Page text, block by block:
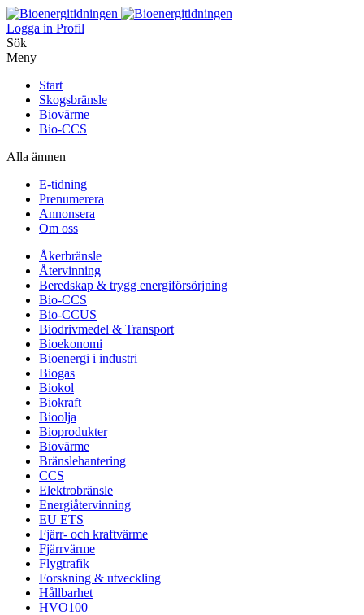
Logga in Profil
Sök
Meny
Start
Skogsbränsle
Biovärme
Bio-CCS
Alla ämnen
E-tidning
Prenumerera
Annonsera
Om oss
Åkerbränsle
Återvinning
Beredskap & trygg energiförsörjning
Bio-CCS
Bio-CCUS
Biodrivmedel & Transport
Bioekonomi
Bioenergi i industri
Biogas
Biokol
Biokraft
Bioolja
Bioprodukter
Biovärme
Bränslehantering
CCS
Elektrobränsle
Energiåtervinning
EU ETS
Fjärr- och kraftvärme
Fjärrvärme
Flygtrafik
Forskning & utveckling
Hållbarhet
HVO100